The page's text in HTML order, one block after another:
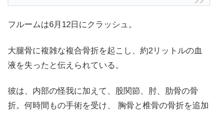
フルームは6月12日にクラッシュ。
大腿骨に複雑な複合骨折を起こし、約2リットルの血
液を失ったと伝えられている。
彼は、内部の怪我に加えて、股関節、肘、肋骨の骨
折。 何時間もの手術を受け、 胸骨と椎骨の骨折を追加